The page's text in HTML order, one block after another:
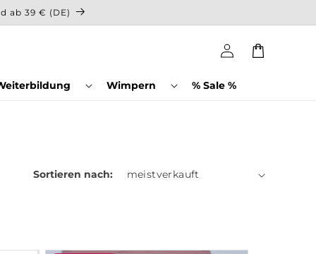
ab 39 € (DE)
Wimpern % Sale %
Einloggen
Warenkorb
Sortieren nach: